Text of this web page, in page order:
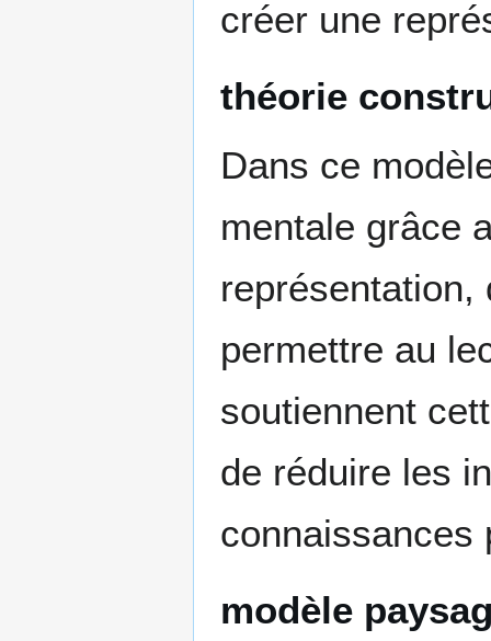
créer une
théorie
Dans ce
mentale grâce
permettre au
soutiennent
de réduire les
connaissances
modèle